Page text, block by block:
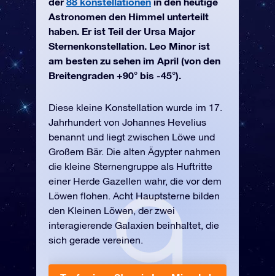
Astronomen den Himmel unterteilt
haben. Er ist Teil der Ursa Major
Sternenkonstellation. Leo Minor ist
am besten zu sehen im April (von den
Breitengraden +90° bis -45°).
Diese kleine Konstellation wurde im 17.
Jahrhundert von Johannes Hevelius
benannt und liegt zwischen Löwe und
Großem Bär. Die alten Ägypter nahmen
die kleine Sternengruppe als Huftritte
einer Herde Gazellen wahr, die vor dem
Löwen flohen. Acht Hauptsterne bilden
den Kleinen Löwen, der zwei
interagierende Galaxien beinhaltet, die
sich gerade vereinen.